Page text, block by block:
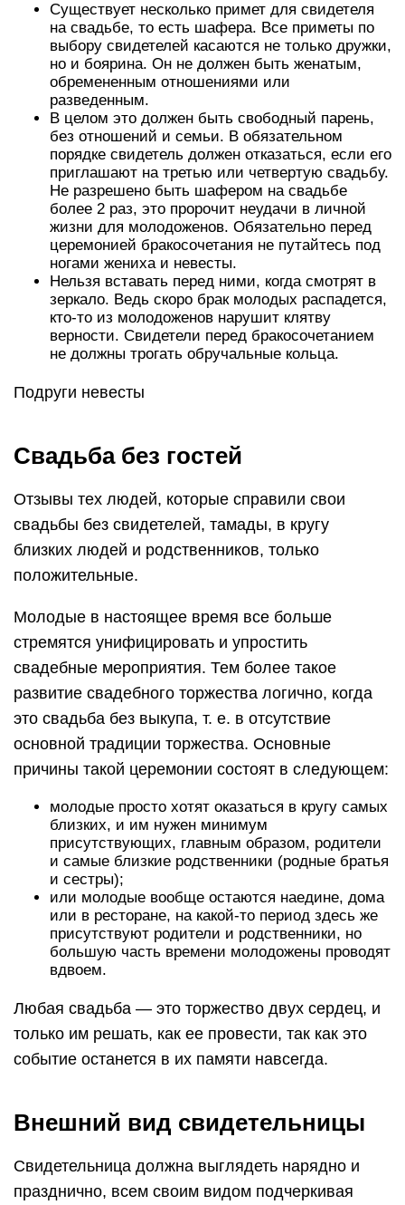
Существует несколько примет для свидетеля
на свадьбе, то есть шафера. Все приметы по
выбору свидетелей касаются не только дружки,
но и боярина. Он не должен быть женатым,
обремененным отношениями или
разведенным.
В целом это должен быть свободный парень,
без отношений и семьи. В обязательном
порядке свидетель должен отказаться, если его
приглашают на третью или четвертую свадьбу.
Не разрешено быть шафером на свадьбе
более 2 раз, это пророчит неудачи в личной
жизни для молодоженов. Обязательно перед
церемонией бракосочетания не путайтесь под
ногами жениха и невесты.
Нельзя вставать перед ними, когда смотрят в
зеркало. Ведь скоро брак молодых распадется,
кто-то из молодоженов нарушит клятву
верности. Свидетели перед бракосочетанием
не должны трогать обручальные кольца.
Подруги невесты
Свадьба без гостей
Отзывы тех людей, которые справили свои
свадьбы без свидетелей, тамады, в кругу
близких людей и родственников, только
положительные.
Молодые в настоящее время все больше
стремятся унифицировать и упростить
свадебные мероприятия. Тем более такое
развитие свадебного торжества логично, когда
это свадьба без выкупа, т. е. в отсутствие
основной традиции торжества. Основные
причины такой церемонии состоят в следующем:
молодые просто хотят оказаться в кругу самых
близких, и им нужен минимум
присутствующих, главным образом, родители
и самые близкие родственники (родные братья
и сестры);
или молодые вообще остаются наедине, дома
или в ресторане, на какой-то период здесь же
присутствуют родители и родственники, но
большую часть времени молодожены проводят
вдвоем.
Любая свадьба — это торжество двух сердец, и
только им решать, как ее провести, так как это
событие останется в их памяти навсегда.
Внешний вид свидетельницы
Свидетельница должна выглядеть нарядно и
празднично, всем своим видом подчеркивая